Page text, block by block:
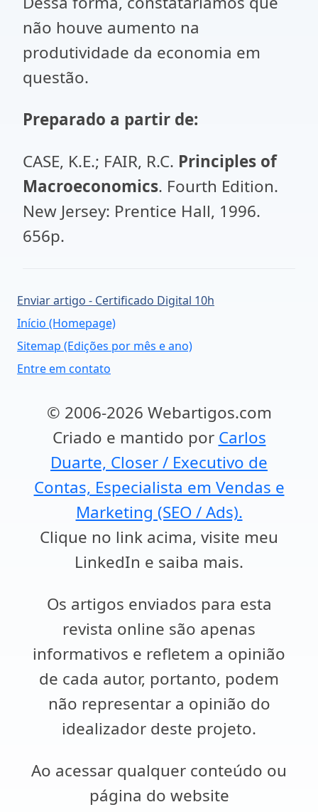
não houve aumento na
produtividade da economia em
questão.
Preparado a partir de:
CASE, K.E.; FAIR, R.C. Principles of
Macroeconomics. Fourth Edition.
New Jersey: Prentice Hall, 1996.
656p.
Enviar artigo - Certificado Digital 10h
Início (Homepage)
Sitemap (Edições por mês e ano)
Entre em contato
© 2006-2026 Webartigos.com
Criado e mantido por Carlos
Duarte, Closer / Executivo de
Contas, Especialista em Vendas e
Marketing (SEO / Ads).
Clique no link acima, visite meu
LinkedIn e saiba mais.
Os artigos enviados para esta
revista online são apenas
informativos e refletem a opinião
de cada autor, portanto, podem
não representar a opinião do
idealizador deste projeto.
Ao acessar qualquer conteúdo ou
página do website